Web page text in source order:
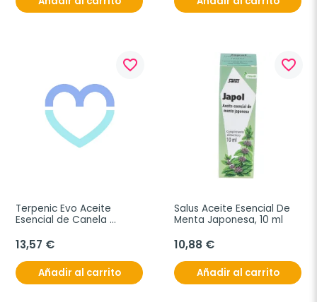
favorite_border
Terpenic Evo Aceite
Esencial de Canela
13,57 €
Añadir al carrito
favorite_border
Salus Aceite Esencial De
Menta Japonesa, 10 ml
10,88 €
Añadir al carrito